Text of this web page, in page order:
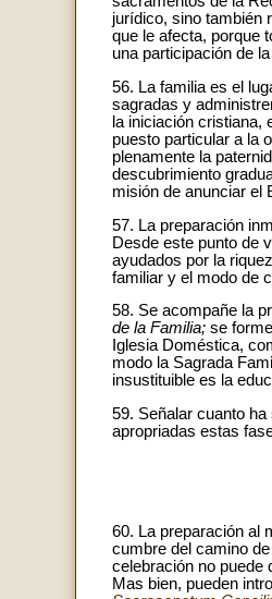
jurídico, sino también
que le afecta, porque
una participación de
56. La familia es el
sagradas y
la iniciación cristiana,
puesto particular a la
plenamente la
descubrimiento
misión de anunciar el
57. La preparación
Desde este punto de
ayudados por la
familiar y el modo de
58. Se acompañe la
de la Familia; se
Iglesia Doméstica,
modo la Sagrada
insustituible es la
59. Señalar cuanto
apropriadas estas
60. La preparación al
cumbre del camino
celebración no puede
Mas bien, pueden